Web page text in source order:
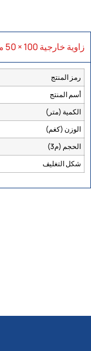
زاوية خارجية 100 × 50 مم
رمز المنتج
أسم المنتج
الكمية (متر)
الوزن (كغم)
الحجم (م3)
شكل التغليف